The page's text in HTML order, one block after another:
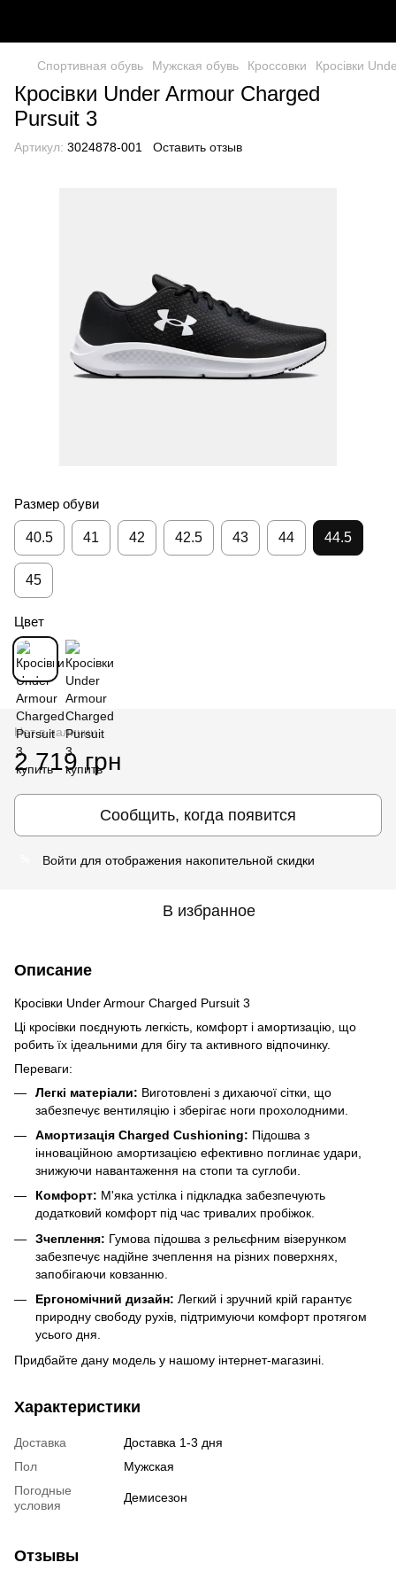
Спортивная обувь Мужская обувь Кроссовки Кросівки
Кросівки Under Armour Charged
Pursuit 3
Артикул: 3024878-001 Оставить отзыв
Размер обуви
40.5 41 42 42.5 43 44 44.5
45
Цвет
Нет в наличии
2 719 грн
Сообщить, когда появится
Войти для отображения накопительной скидки
В избранное
Описание
Кросівки Under Armour Charged Pursuit 3
Ці кросівки поєднують легкість, комфорт і амортизацію, що
робить їх ідеальними для бігу та активного відпочинку.
Переваги:
Легкі матеріали: Виготовлені з дихаючої сітки, що
забезпечує вентиляцію і зберігає ноги прохолодними.
Амортизація Charged Cushioning: Підошва з
інноваційною амортизацією ефективно поглинає удари,
знижуючи навантаження на стопи та суглоби.
Комфорт: М'яка устілка і підкладка забезпечують
додатковий комфорт під час тривалих пробіжок.
Зчеплення: Гумова підошва з рельєфним візерунком
забезпечує надійне зчеплення на різних поверхнях,
запобігаючи ковзанню.
Ергономічний дизайн: Легкий і зручний крій гарантує
природну свободу рухів, підтримуючи комфорт протягом
усього дня.
Придбайте дану модель у нашому інтернет-магазині.
Характеристики
Доставка
Доставка 1-3 дня
Пол
Мужская
Погодные
условия
Демисезон
Отзывы